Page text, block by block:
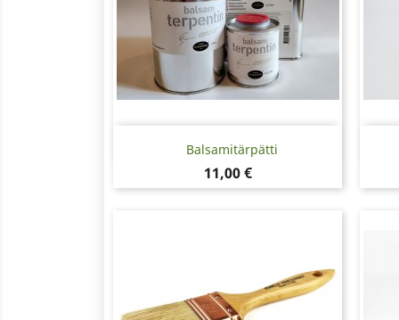
Balsamitärpätti
Hinta
11,00 €
Pikakatselu